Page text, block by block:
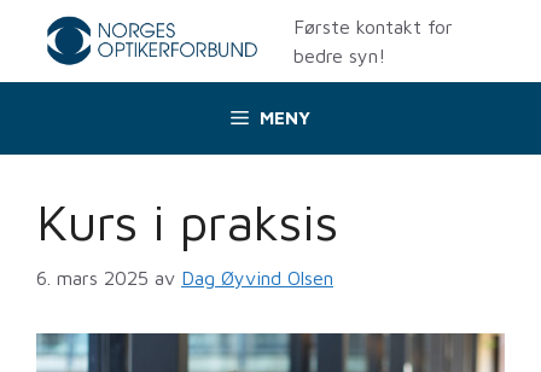
Første kontakt for
bedre syn!
MENY
Kurs i praksis
6. mars 2025 av Dag Øyvind Olsen